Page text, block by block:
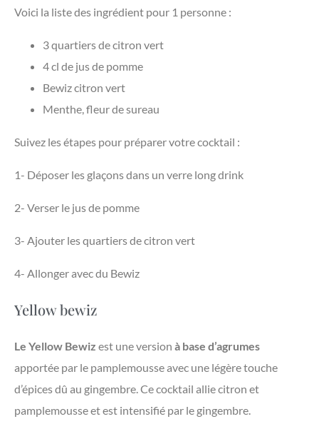
Voici la liste des ingrédient pour 1 personne :
3 quartiers de citron vert
4 cl de jus de pomme
Bewiz citron vert
Menthe, fleur de sureau
Suivez les étapes pour préparer votre cocktail :
1- Déposer les glaçons dans un verre long drink
2- Verser le jus de pomme
3- Ajouter les quartiers de citron vert
4- Allonger avec du Bewiz
Yellow bewiz
Le Yellow Bewiz est une version à base d’agrumes
apportée par le pamplemousse avec une légère touche
d’épices dû au gingembre. Ce cocktail allie citron et
pamplemousse et est intensifié par le gingembre.